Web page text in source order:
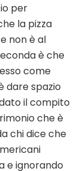
per
la pizza
non è al
è che
come
dare spazio
il compito
che è
chi dice che
e ignorando